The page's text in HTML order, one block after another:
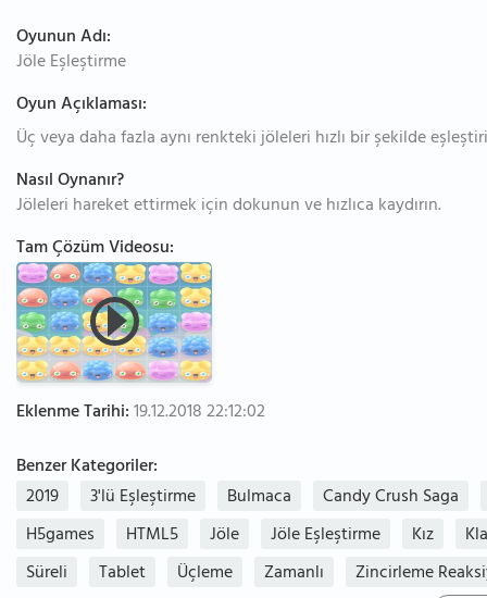
Oyunun Adı:
Jöle Eşleştirme
Oyun Açıklaması:
Üç veya daha fazla aynı renkteki jöleleri hızlı bir şekilde
Nasıl Oynanır?
Jöleleri hareket ettirmek için dokunun ve hızlıca kaydırın.
Tam Çözüm Videosu:
Eklenme Tarihi:19.12.2018 22:12:02
Benzer Kategoriler:
2019
3'lü Eşleştirme Bulmaca
Candy Crush Saga
H5games
HTML5 Jöle Jöle Eşleştirme Kız
Süreli
Tablet Üçleme Zamanlı
Zincirleme